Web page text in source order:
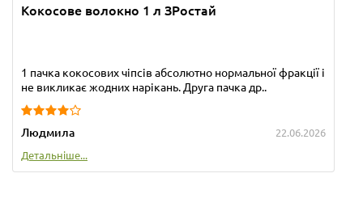
Кокосове волокно 1 л ЗРостай
1 пачка кокосових чіпсів абсолютно нормальної фракції і
не викликає жодних нарікань. Друга пачка др..
Людмила
22.06.2026
Детальніше...